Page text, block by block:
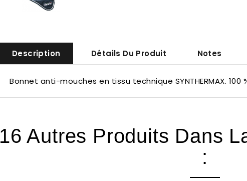
Description Détails Du Produit Notes
Bonnet anti-mouches en tissu technique SYNTHERMAX.
16 Autres Produits Dans
: